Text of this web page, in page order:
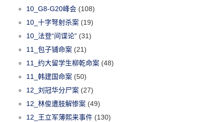
10_G8-G20峰会 (108)
10_十字弩射杀案 (19)
10_法登“间谍论” (31)
11_包子铺命案 (21)
11_约大留学生柳乾命案 (48)
11_韩建国命案 (50)
12_刘冠华分尸案 (27)
12_林俊遭肢解惨案 (49)
12_王立军薄熙来事件 (130)